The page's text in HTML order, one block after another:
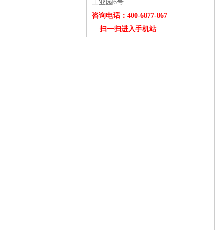
工业园6号
咨询电话：400-6877-867
扫一扫进入手机站